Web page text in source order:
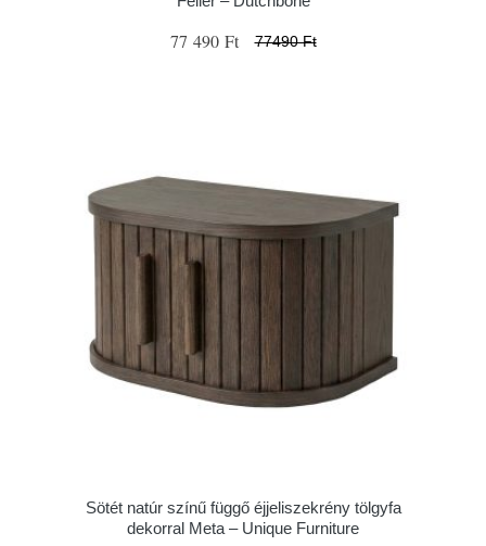
77 490 Ft 77490 Ft
Sötét natúr színű függő éjjeliszekrény tölgyfa
dekorral Meta – Unique Furniture